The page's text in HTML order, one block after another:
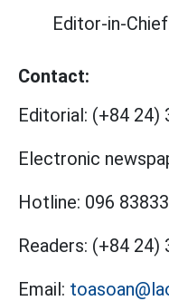
Editor-in-
Contact:
Editorial: (+84 24)
Electronic
Hotline: 096
Readers: (+84 24)
Email: